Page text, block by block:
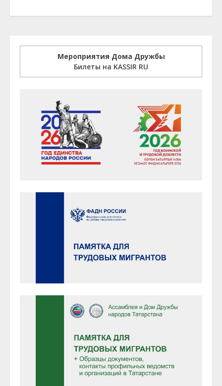
Мероприятия Дома Дружбы
Билеты на KASSIR RU